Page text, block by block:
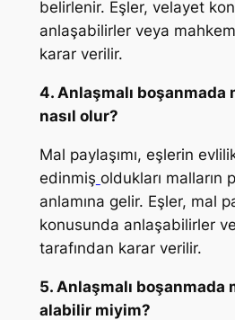
belirlenir. Eşler, velayet
anlaşabilirler veya
karar verilir.
4. Anlaşmalı boşanmada
nasıl olur?
Mal paylaşımı, eşlerin
edinmiş oldukları malların
anlamına gelir. Eşler, mal
konusunda anlaşabilirler
tarafından karar verilir.
5. Anlaşmalı boşanmada
alabilir miyim?